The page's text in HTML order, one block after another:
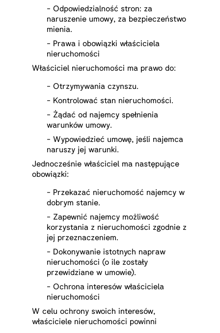
- Odpowiedzialność stron: za
naruszenie umowy, za bezpieczeństwo
mienia.
- Prawa i obowiązki właściciela
nieruchomości
Właściciel nieruchomości ma prawo do:
- Otrzymywania czynszu.
- Kontrolować stan nieruchomości.
- Żądać od najemcy spełnienia
warunków umowy.
- Wypowiedzieć umowę, jeśli najemca
naruszy jej warunki.
Jednocześnie właściciel ma następujące
obowiązki:
- Przekazać nieruchomość najemcy w
dobrym stanie.
- Zapewnić najemcy możliwość
korzystania z nieruchomości zgodnie z
jej przeznaczeniem.
- Dokonywanie istotnych napraw
nieruchomości (o ile zostały
przewidziane w umowie).
- Ochrona interesów właściciela
nieruchomości
W celu ochrony swoich interesów,
właściciele nieruchomości powinni